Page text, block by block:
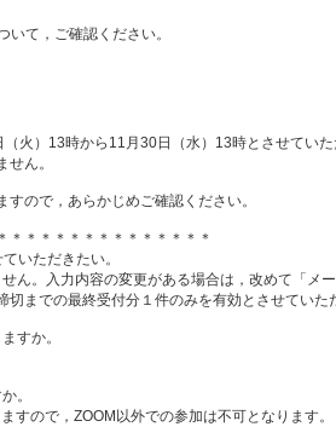
て，ご確認ください。
火）13時から11月30日（水）13時とさせてい
ん。
ので，あらかじめご確認ください。
＊＊＊＊＊＊＊＊＊＊＊＊＊＊
いただきたい。
ん。入力内容の変更がある場合は，改めて「メ
までの最終受付分１件のみを有効とさせていた
すか。
。
すので，ZOOM以外での参加は不可となります。